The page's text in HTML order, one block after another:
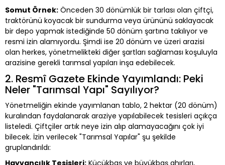
Somut Örnek: Önceden 30 dönümlük bir tarlası olan çiftçi,
traktörünü koyacak bir sundurma veya ürününü saklayacak
bir depo yapmak istediğinde 50 dönüm şartına takılıyor ve
resmi izin alamıyordu. Şimdi ise 20 dönüm ve üzeri arazisi
olan herkes, yönetmelikteki diğer şartları sağlaması koşuluyla
arazisine gerekli tarımsal yapıları inşa edebilecek.
2. Resmî Gazete Ekinde Yayımlandı: Peki
Neler "Tarımsal Yapı" Sayılıyor?
Yönetmeliğin ekinde yayımlanan tablo, 2 hektar (20 dönüm)
kuralından faydalanarak araziye yapılabilecek tesisleri açıkça
listeledi. Çiftçiler artık neye izin alıp alamayacağını çok iyi
bilecek. İzin verilecek "Tarımsal Yapılar" şu şekilde
gruplandırıldı:
Hayvancılık Tesisleri: Küçükbaş ve büyükbaş ahırları,